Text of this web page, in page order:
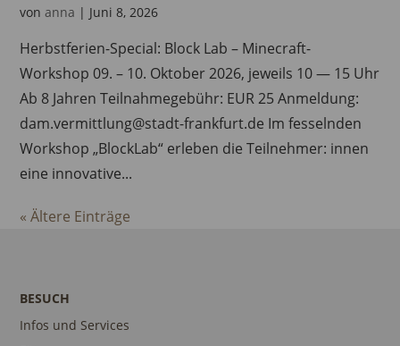
vonanna | Juni 8, 2026
Herbstferien-Special: Block Lab – Minecraft-
Workshop 09. – 10. Oktober 2026, jeweils 10 — 15 Uhr
Ab 8 Jahren Teilnahmegebühr: EUR 25 Anmeldung:
dam.vermittlung@stadt-frankfurt.de Im fesselnden
Workshop „BlockLab“ erleben die Teilnehmer: innen
eine innovative...
« Ältere Einträge
BESUCH
Infos und Services